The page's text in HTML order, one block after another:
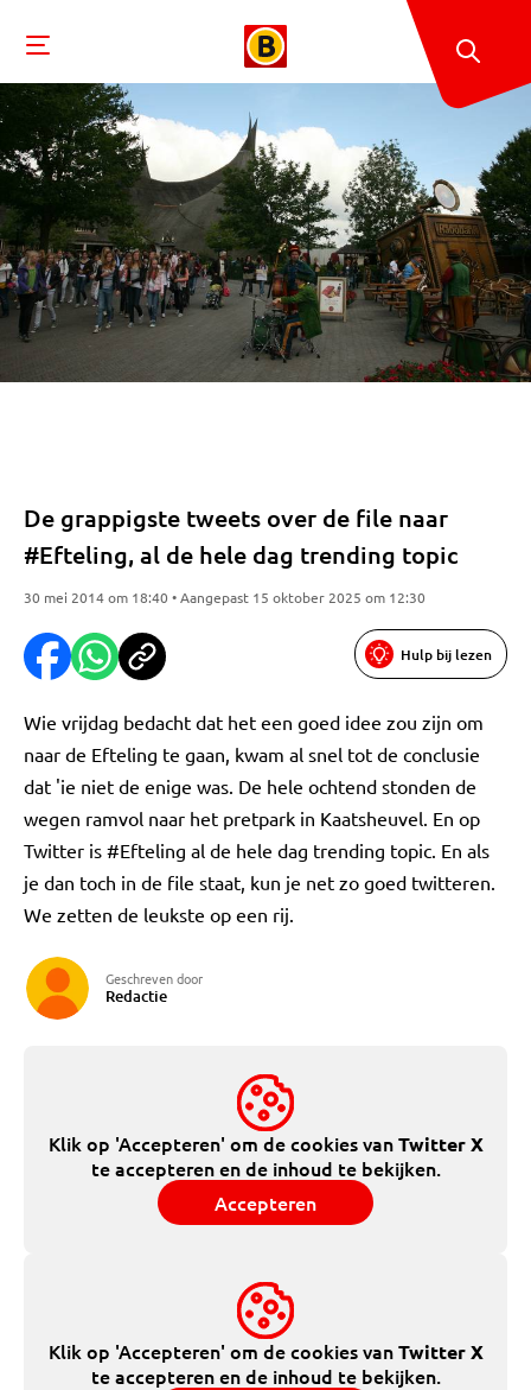
De grappigste tweets over de file naar
#Efteling, al de hele dag trending topic
30 mei 2014 om 18:40 • Aangepast 15 oktober 2025 om 12:30
Hulp bij lezen
Wie vrijdag bedacht dat het een goed idee zou zijn om
naar de Efteling te gaan, kwam al snel tot de conclusie
dat 'ie niet de enige was. De hele ochtend stonden de
wegen ramvol naar het pretpark in Kaatsheuvel. En op
Twitter is #Efteling al de hele dag trending topic. En als
je dan toch in de file staat, kun je net zo goed twitteren.
We zetten de leukste op een rij.
Geschreven door
Redactie
Klik op 'Accepteren' om de cookies vanTwitter X
te accepteren en de inhoud te bekijken.
Accepteren
Klik op 'Accepteren' om de cookies vanTwitter X
te accepteren en de inhoud te bekijken.